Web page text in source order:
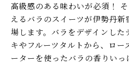
高級感のある味わいが必須！
えるバラのスイーツが伊勢丹
場します。バラをデザインした
キやフルーツタルトから、ロー
ーターを使ったバラの香りいっ